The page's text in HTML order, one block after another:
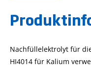
Nachfüllelektrolyt für
HI4014 für Kalium